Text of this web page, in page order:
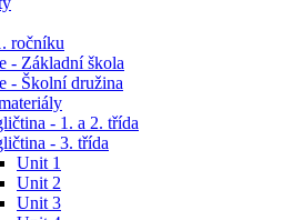
ročníku
- Základní škola
- Školní družina
- 1. a 2. třída
- 3. třída
Unit 1
Unit 2
Unit 3